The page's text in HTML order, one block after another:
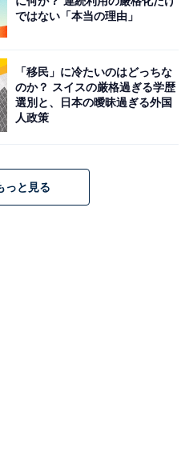
ドフィースト」
、この時期限定のフード
ー・ポッターと炎のゴブレ
ダンスパーティー・ユール
たシーフードプラッター
ではない「本当の理由」
「移民」に冷たいのはどっちな
のか？ スイスの厳格過ぎる学歴
選別と、日本の曖昧過ぎる外国
人政策
っと見る